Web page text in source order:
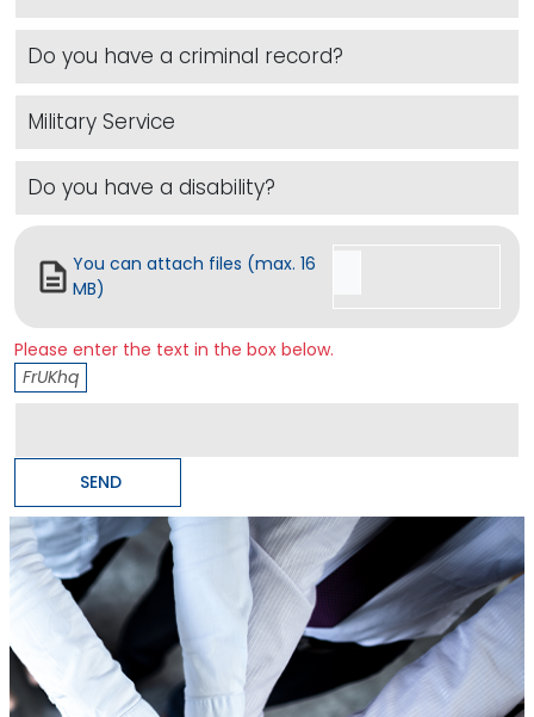
You can attach files (max. 16
MB)
Please enter the text in the box below.
FrUKhq
SEND